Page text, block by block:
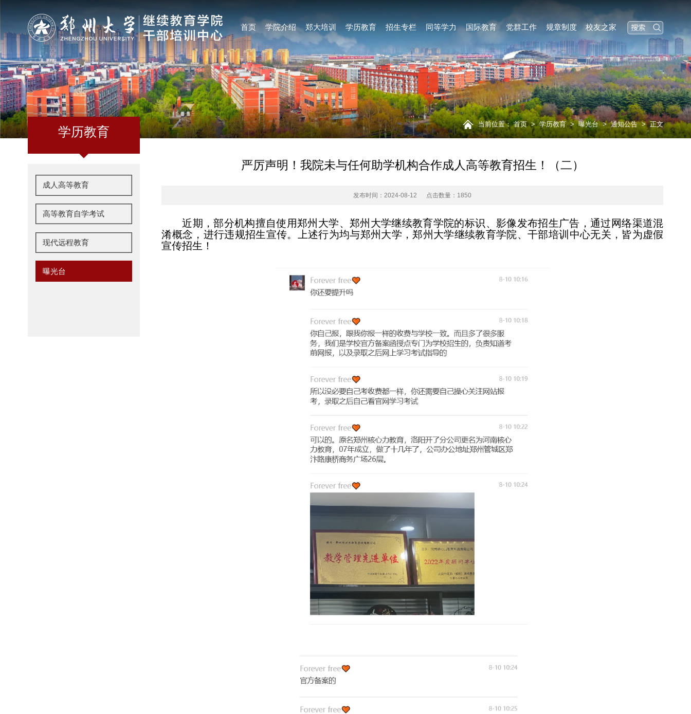
首页 学院介绍 郑大培训 学历教育 招生专栏 同等学力 国际教育 党群工作 规章制度 校友之家
当前位置： 首页>学历教育>曝光台 >通知公告>正文
学历教育
成人高等教育
高等教育自学考试
现代远程教育
曝光台
严厉声明！我院未与任何助学机构合作成人高等教育招生！（二）
发布时间：2024-08-12 点击数量： 1850
近期，部分机构擅自使用郑州大学、郑州大学继续教育学院的标识、影像发布招生广告，通过网络渠道混
淆概念，进行违规招生宣传。上述行为均与郑州大学，郑州大学继续教育学院、干部培训中心无关， 皆为虚假
宣传招生！